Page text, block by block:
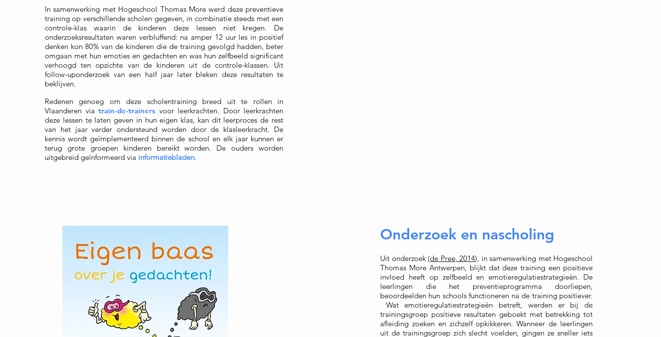
In samenwerking met Hogeschool Thomas More werd deze preventieve
training op verschillende scholen gegeven, in combinatie steeds met een
controle-klas waarin de kinderen deze lessen niet kregen. De
onderzoeksresultaten waren verbluffend: na amper 12 uur les in positief
denken kon 80% van de kinderen die de training gevolgd hadden, beter
omgaan met hun emoties en gedachten en was hun zelfbeeld significant
verhoogd ten opzichte van de kinderen uit de controle-klassen. Uit
follow-uponderzoek van een half jaar later bleken deze resultaten te
beklijven.
Redenen genoeg om deze scholentraining breed uit te rollen in
Vlaanderen via train-de-trainers voor leerkrachten. Door leerkrachten
deze lessen te laten geven in hun eigen klas, kan dit leerproces de rest
van het jaar verder ondersteund worden door de klasleerkracht. De
kennis wordt geïmplementeerd binnen de school en elk jaar kunnen er
terug grote groepen kinderen bereikt worden. De ouders worden
uitgebreid geïnformeerd via informatiebladen.
Onderzoek en nascholing
Uit onderzoek (de Pree, 2014), in samenwerking met Hogeschool
Thomas More Antwerpen, blijkt dat deze training een positieve
invloed heeft op zelfbeeld en emotieregulatiestrategieën. De
leerlingen die het preventieprogramma doorliepen,
beoordeelden hun schools functioneren na de training positiever.
Wat emotieregulatiestrategieën betreft, werden er bij de
trainingsgroep positieve resultaten geboekt met betrekking tot
afleiding zoeken en zichzelf opkikkeren. Wanneer de leerlingen
uit de trainingsgroep zich slecht voelden, gingen ze sneller iets